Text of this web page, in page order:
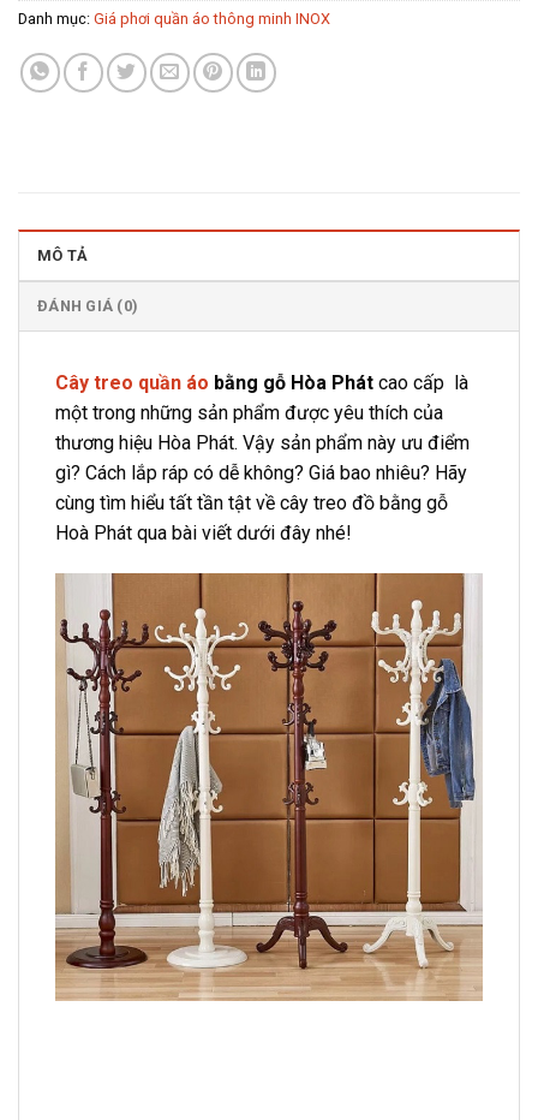
Danh mục: Giá phơi quần áo thông minh INOX
MÔ TẢ
ĐÁNH GIÁ (0)
Cây treo quần áo bằng gỗ Hòa Phát cao cấp là
một trong những sản phẩm được yêu thích của
thương hiệu Hòa Phát. Vậy sản phẩm này ưu điểm
gì? Cách lắp ráp có dễ không? Giá bao nhiêu? Hãy
cùng tìm hiểu tất tần tật về cây treo đồ bằng gỗ
Hoà Phát qua bài viết dưới đây nhé!